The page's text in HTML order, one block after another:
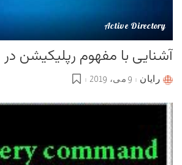
Active Directory
آشنایی با مفهوم رپلیکیشن در
Postedرایان 9 می، 2019